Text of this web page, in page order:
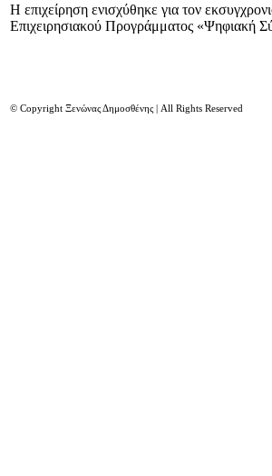
Η επιχείρηση ενισχύθηκε για τον
Επιχειρησιακού Προγράμματος «Ψηφιακή
© Copyright Ξενώνας Δημοσθένης | All Rights Reserved